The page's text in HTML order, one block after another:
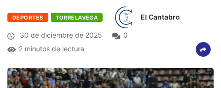
DEPORTES TORRELAVEGA El Cantabro
30 de diciembre de 2025
0
2 minutos de lectura